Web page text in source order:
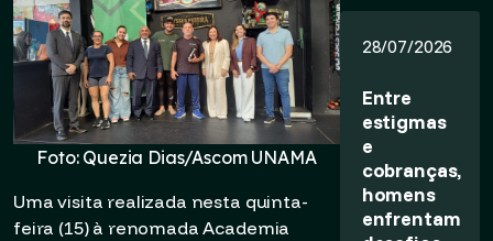
Foto: Quezia Dias/Ascom UNAMA
Uma visita realizada nesta quinta-
feira (15) à renomada Academia
28/07/2026
Entre
estigmas
e
cobranças,
homens
enfrentam